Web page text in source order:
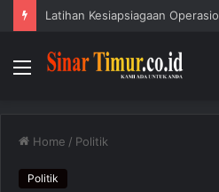
Menu
Home / Politik
Politik